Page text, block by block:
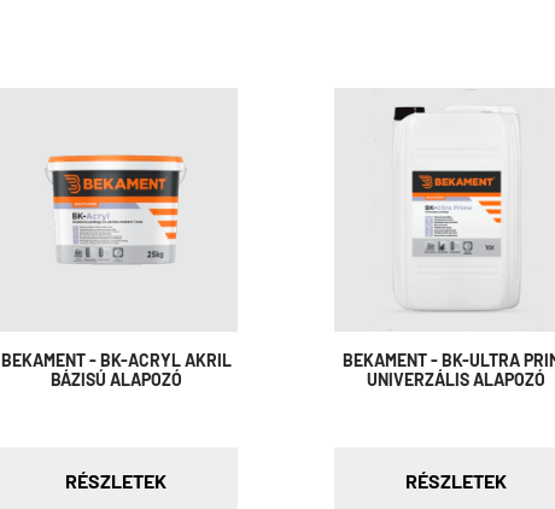
BEKAMENT - BK-ACRYL AKRIL
BÁZISÚ ALAPOZÓ
RÉSZLETEK
BEKAMENT - BK-ULTRA
UNIVERZÁLIS ALAPOZÓ
RÉSZLETEK